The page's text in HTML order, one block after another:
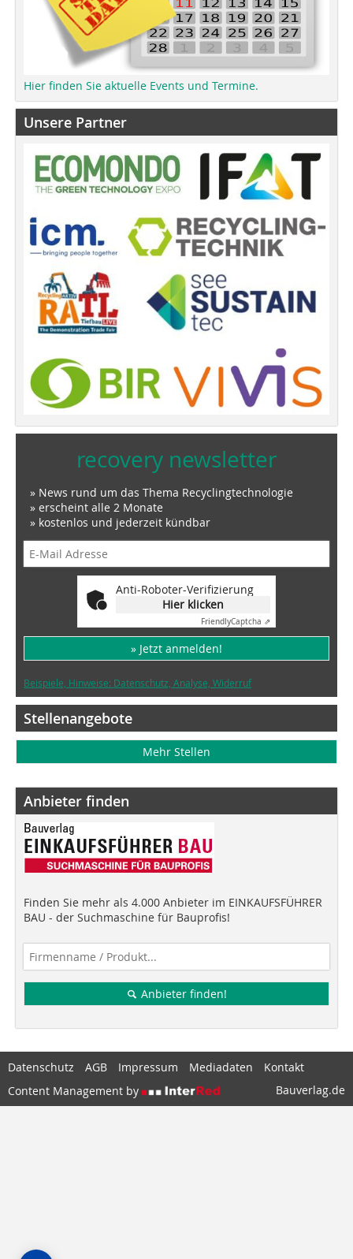
Hier finden Sie aktuelle Events und Termine.
Unsere Partner
recovery newsletter
» News rund um das Thema Recyclingtechnologie
» erscheint alle 2 Monate
» kostenlos und jederzeit kündbar
Anti-Roboter-Verifizierung
Hier klicken
FriendlyCaptcha ⇗
» Jetzt anmelden!
Beispiele, Hinweise: Datenschutz, Analyse, Widerruf
Stellenangebote
Mehr Stellen
Anbieter finden
Finden Sie mehr als 4.000 Anbieter im EINKAUFSFÜHRER
BAU - der Suchmaschine für Bauprofis!
Anbieter finden!
Datenschutz AGB Impressum Mediadaten
Kontakt
Content Management by
Bauverlag.de